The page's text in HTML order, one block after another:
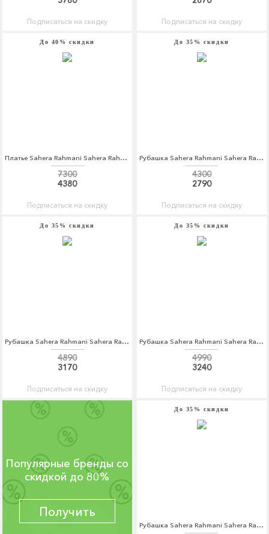
Подписаться на скидку Подписаться на скидку
До 40% скидки
Платье Sahera Rahmani Sahera Rahmani MP002XW1AVA8
7300
4380
Подписаться на скидку
До 35% скидки
Рубашка Sahera Rahmani Sahera Rahmani MP002XM0W5IK
4300
2790
Подписаться на скидку
До 35% скидки
Рубашка Sahera Rahmani Sahera Rahmani MP002XM0W5IS
4890
3170
Подписаться на скидку
До 35% скидки
Рубашка Sahera Rahmani Sahera Rahmani MP002XM0W5IV
4990
3240
Подписаться на скидку
Популярные бренды со
скидкой до 80%
Получить
До 35% скидки
Рубашка Sahera Rahmani Sahera Rahmani MP002XM0W5IF